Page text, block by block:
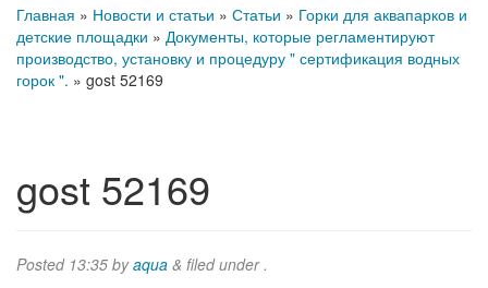
Главная » Новости и статьи » Статьи » Горки для аквапарков и
детские площадки » Документы, которые регламентируют
производство, установку и процедуру " сертификация водных
горок ". » gost 52169
gost 52169
Posted 13:35 byaqua & filed under .